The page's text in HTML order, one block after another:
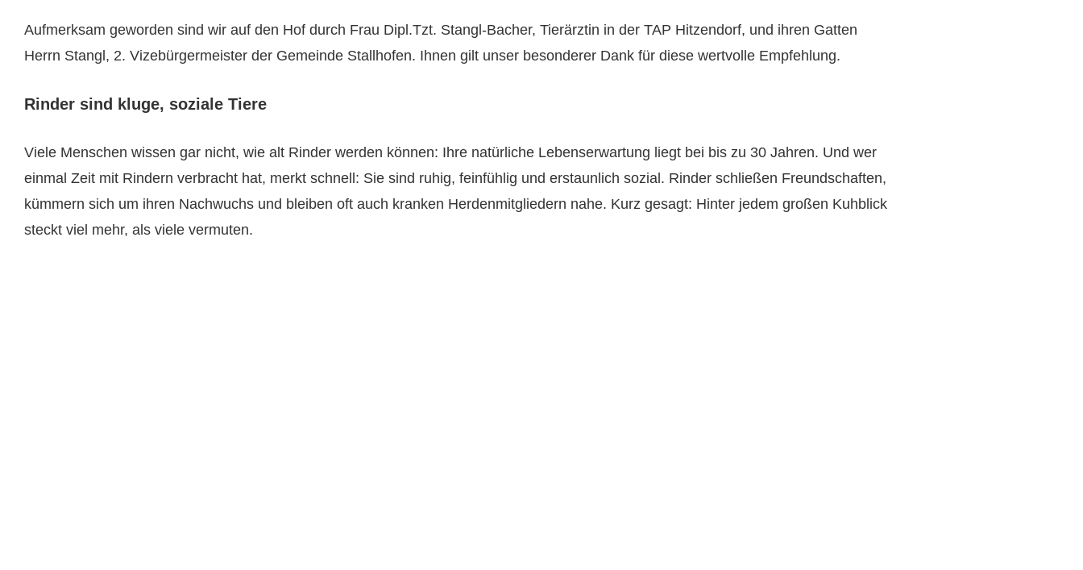
Aufmerksam geworden sind wir auf den Hof durch Frau Dipl.Tzt. Stangl-Bacher, Tierärztin in der TAP Hitzendorf, und ihren Gatten
Herrn Stangl, 2. Vizebürgermeister der Gemeinde Stallhofen. Ihnen gilt unser besonderer Dank für diese wertvolle Empfehlung.
Rinder sind kluge, soziale Tiere
Viele Menschen wissen gar nicht, wie alt Rinder werden können: Ihre natürliche Lebenserwartung liegt bei bis zu 30 Jahren. Und wer
einmal Zeit mit Rindern verbracht hat, merkt schnell: Sie sind ruhig, feinfühlig und erstaunlich sozial. Rinder schließen Freundschaften,
kümmern sich um ihren Nachwuchs und bleiben oft auch kranken Herdenmitgliedern nahe. Kurz gesagt: Hinter jedem großen Kuhblick
steckt viel mehr, als viele vermuten.